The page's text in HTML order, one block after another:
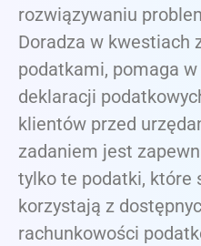
rozwiązywaniu
Doradza w kwestiach
podatkami, pomaga
deklaracji
klientów przed
zadaniem jest
tylko te podatki, które
korzystają z
rachunkowości